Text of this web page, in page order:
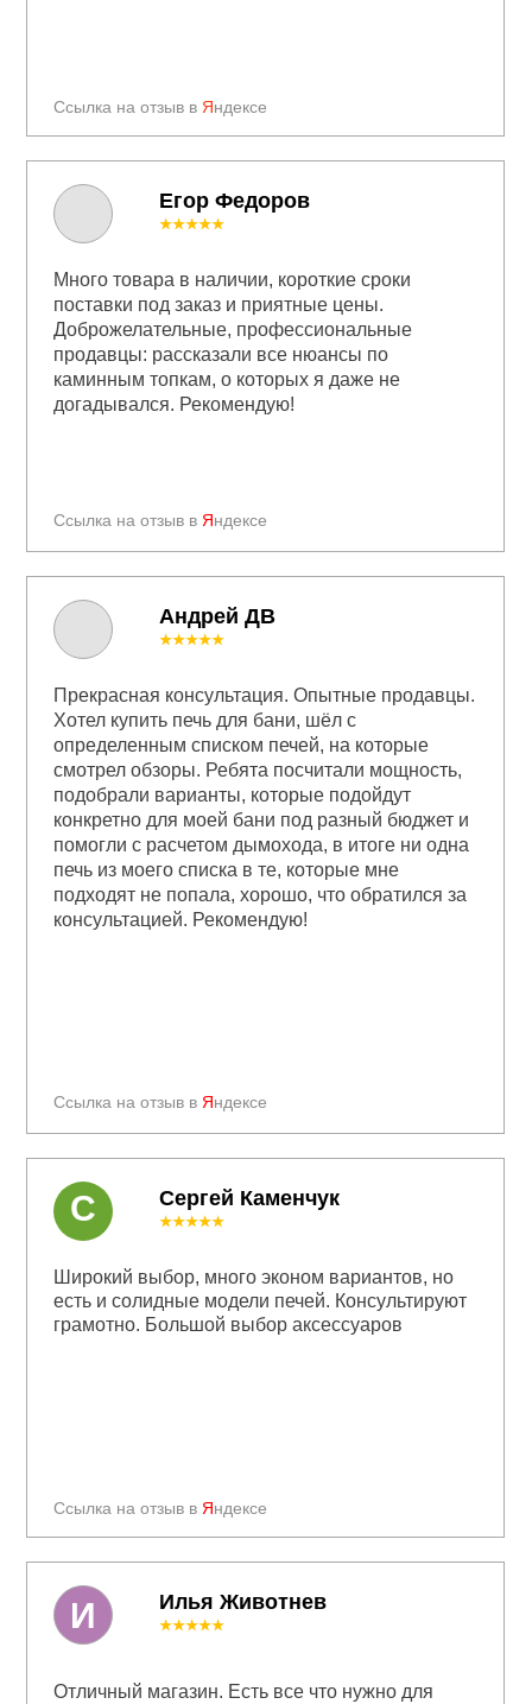
Ссылка на отзыв в Яндексе
Егор Федоров
Ссылка на отзыв в Яндексе
★★★★★
Много товара в наличии, короткие сроки
поставки под заказ и приятные цены.
Доброжелательные, профессиональные
продавцы: рассказали все нюансы по
каминным топкам, о которых я даже не
догадывался. Рекомендую!
Андрей ДВ
Ссылка на отзыв в Яндексе
★★★★★
Прекрасная консультация. Опытные продавцы.
Хотел купить печь для бани, шёл с
определенным списком печей, на которые
смотрел обзоры. Ребята посчитали мощность,
подобрали варианты, которые подойдут
конкретно для моей бани под разный бюджет и
помогли с расчетом дымохода, в итоге ни одна
печь из моего списка в те, которые мне
подходят не попала, хорошо, что обратился за
консультацией. Рекомендую!
Сергей Каменчук
Ссылка на отзыв в Яндексе
★★★★★
Широкий выбор, много эконом вариантов, но
есть и солидные модели печей. Консультируют
грамотно. Большой выбор аксессуаров
С
Илья Животнев
★★★★★
Отличный магазин. Есть все что нужно для
И